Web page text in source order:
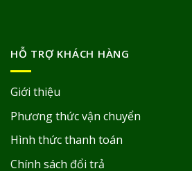
HỖ TRỢ KHÁCH HÀNG
Giới thiệu
Phương thức vận chuyển
Hình thức thanh toán
Chính sách đổi trả